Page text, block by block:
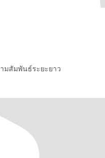
มสัมพันธ์ระยะยาว